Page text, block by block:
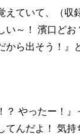
えていて、（収
い～！ 濱口ど
から出そう！』
？ やったー！
てんだよ！ 気